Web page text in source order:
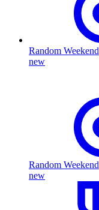
Random Weekend
new
Random Weekend
new